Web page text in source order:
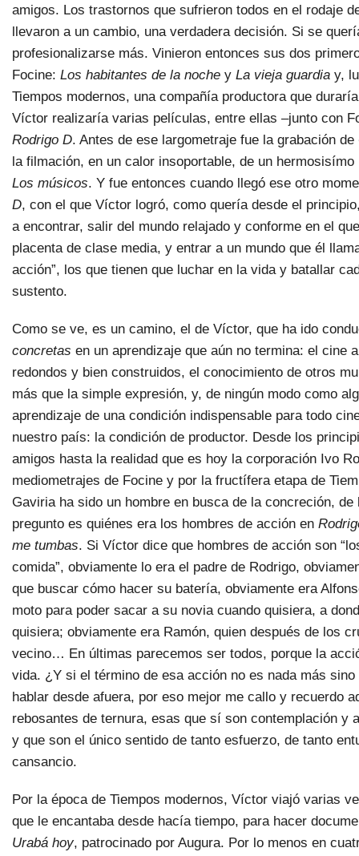
amigos. Los trastornos que sufrieron todos en el rodaje
llevaron a un cambio, una verdadera decisión. Si se
profesionalizarse más. Vinieron entonces sus dos
Focine: Los habitantes de la noche y La vieja guardia y,
Tiempos modernos, una compañía productora que
Víctor realizaría varias películas, entre ellas –junto con
Rodrigo D. Antes de ese largometraje fue la grabación de
la filmación, en un calor insoportable, de un
Los músicos. Y fue entonces cuando llegó ese otro
D, con el que Víctor logró, como quería desde el
a encontrar, salir del mundo relajado y conforme en el
placenta de clase media, y entrar a un mundo que él
acción”, los que tienen que luchar en la vida y batallar
sustento.
Como se ve, es un camino, el de Víctor, que ha ido
concretas en un aprendizaje que aún no termina: el cine
redondos y bien construidos, el conocimiento de otros
más que la simple expresión, y, de ningún modo como
aprendizaje de una condición indispensable para todo
nuestro país: la condición de productor. Desde los
amigos hasta la realidad que es hoy la corporación Ivo
mediometrajes de Focine y por la fructífera etapa de
Gaviria ha sido un hombre en busca de la concreción, de
pregunto es quiénes era los hombres de acción en
me tumbas. Si Víctor dice que hombres de acción son
comida”, obviamente lo era el padre de Rodrigo,
que buscar cómo hacer su batería, obviamente era
moto para poder sacar a su novia cuando quisiera, a
quisiera; obviamente era Ramón, quien después de los
vecino… En últimas parecemos ser todos, porque la
vida. ¿Y si el término de esa acción no es nada más
hablar desde afuera, por eso mejor me callo y recuerdo
rebosantes de ternura, esas que sí son contemplación y
y que son el único sentido de tanto esfuerzo, de tanto
cansancio.
Por la época de Tiempos modernos, Víctor viajó varias
que le encantaba desde hacía tiempo, para hacer
Urabá hoy, patrocinado por Augura. Por lo menos en